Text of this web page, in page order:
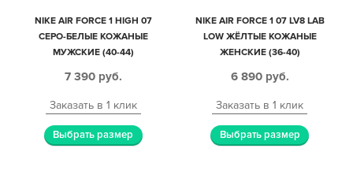
NIKE AIR FORCE 1 HIGH 07
СЕРО-БЕЛЫЕ КОЖАНЫЕ
МУЖСКИЕ (40-44)
7 390 руб.
Заказать в 1 клик
Выбрать размер
NIKE AIR FORCE 1 07 LV8 LAB
LOW ЖЁЛТЫЕ КОЖАНЫЕ
ЖЕНСКИЕ (36-40)
6 890 руб.
Заказать в 1 клик
Выбрать размер